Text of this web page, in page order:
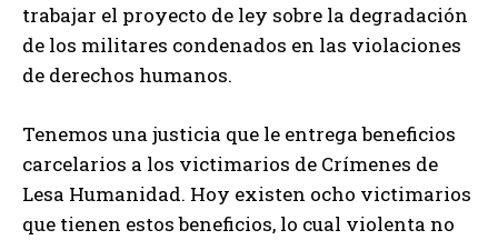
trabajar el proyecto de ley sobre la degradación
de los militares condenados en las violaciones
de derechos humanos.
Tenemos una justicia que le entrega beneficios
carcelarios a los victimarios de Crímenes de
Lesa Humanidad. Hoy existen ocho victimarios
que tienen estos beneficios, lo cual violenta no